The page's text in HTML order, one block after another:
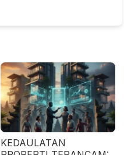
KEDAULATAN